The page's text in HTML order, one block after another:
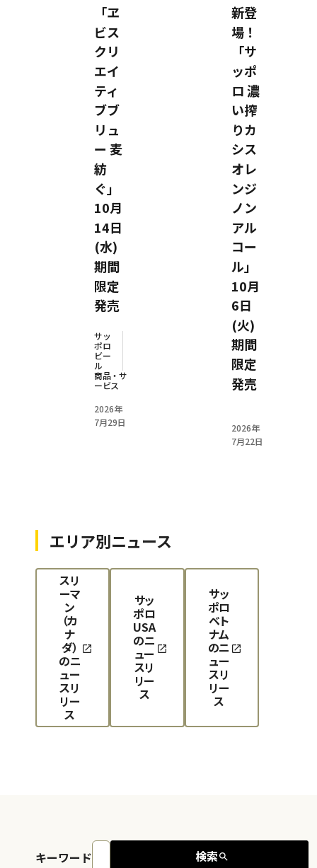
「ヱ
ビス
クリ
エイ
ティ
ブブ
リュ
ー 麦
紡
ぐ」
10月
14日
(水)
期間
限定
発売
サッ
ポロ
ビー
ル
商品・サ
ービス
2026年
7月29日
新登
場！
「サ
ッポ
ロ 濃
い搾
りカ
シス
オレ
ンジ
ノン
アル
コー
ル」
10月
6日
(火)
期間
限定
発売
2026年
7月22日
エリア別ニュース
スリ
ーマ
ン
（カ
ナ
ダ）
のニ
ュー
スリ
リー
ス
サッ
ポロ
USA
のニ
ュー
スリ
リー
ス
サッ
ポロ
ベト
ナム
のニ
ュー
スリ
リー
ス
キーワード 検索